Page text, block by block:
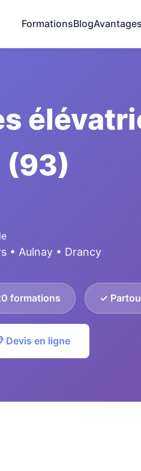
FormationsBlogAvantages
(93)
• Aulnay • Drancy
formations ✓
Devis en ligne